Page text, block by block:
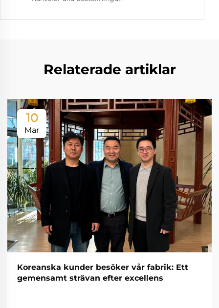
Relaterade artiklar
10
Mar
Koreanska kunder besöker vår fabrik: Ett
gemensamt strävan efter excellens